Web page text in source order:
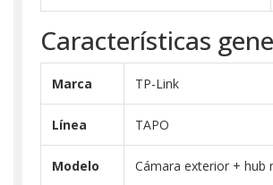
Características
Marca TP-Link
Línea TAPO
Modelo Cámara exterior + hub